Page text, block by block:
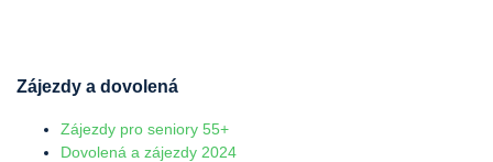
Zájezdy a dovolená
Zájezdy pro seniory 55+
Dovolená a zájezdy 2024